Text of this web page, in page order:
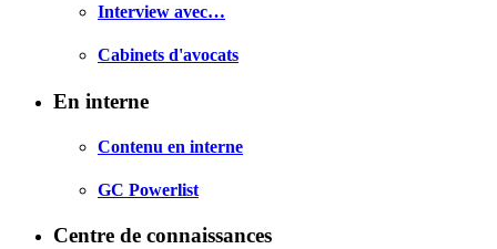
Interview avec…
Cabinets d'avocats
En interne
Contenu en interne
GC Powerlist
Centre de connaissances